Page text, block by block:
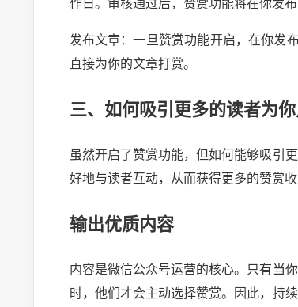
作日。审核通过后，赞赏功能将在你发
发布文章：一旦赞赏功能开启，在你发
直接为你的文章打赏。
三、如何吸引更多的读者为你
虽然开启了赞赏功能，但如何能够吸引
好地与读者互动，从而获得更多的赞赏收
输出优质内容
内容是微信公众号运营的核心。只有当
时，他们才会主动选择赞赏。因此，持